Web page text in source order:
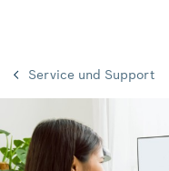
Service und Support